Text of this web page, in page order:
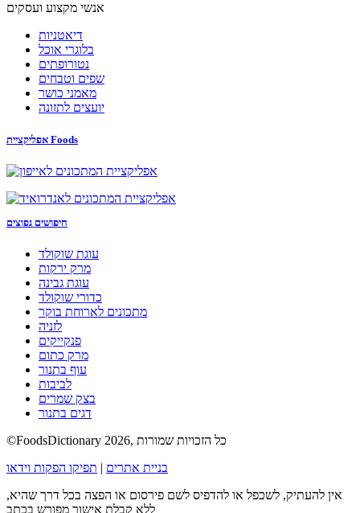
אנשי מקצוע ועסקים
דיאטניות
בלוגרי אוכל
נטורופתים
שפים וטבחים
מאמני כושר
יועצים לתזונה
אפליקציית Foods
חיפושים נפוצים
עוגת שוקולד
מרק ירקות
עוגת גבינה
כדורי שוקולד
מתכונים לארוחת בוקר
לזניה
פנקייקים
מרק כתום
עוף בתנור
לביבות
בצק שמרים
דגים בתנור
©FoodsDictionary 2026, כל הזכויות שמורות
בניית אתרים | תפיקו הפקות וידאו
אין להעתיק, לשכפל או להדפיס לשם פירסום או הפצה בכל דרך שהיא,
ללא קבלת אישור מפורש בכתב